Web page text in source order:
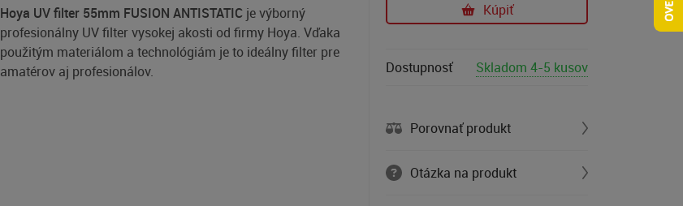
Hoya UV filter 55mm FUSION ANTISTATIC je výborný
profesionálny UV filter vysokej akosti od firmy Hoya. Vďaka
použitým materiálom a technológiám je to ideálny filter pre
amatérov aj profesionálov.
Kúpiť
Dostupnosť Skladom 4-5 kusov
Porovnať produkt
Otázka na produkt